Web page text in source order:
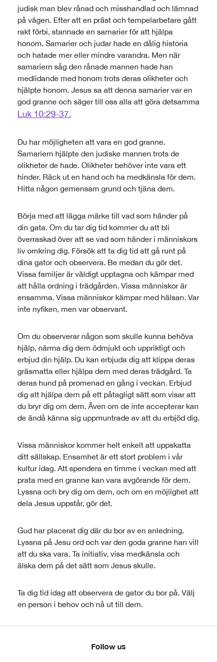
judisk man blev rånad och misshandlad och lämnad
på vägen. Efter att en präst och tempelarbetare gått
rakt förbi, stannade en samarier för att hjälpa
honom. Samarier och judar hade en dålig historia
och hatade mer eller mindre varandra. Men när
samariern såg den rånade mannen hade han
medlidande med honom trots deras olikheter och
hjälpte honom. Jesus sa att denna samarier var en
god granne och säger till oss alla att göra detsamma
Luk 10:29-37.
Du har möjligheten att vara en god granne.
Samariern hjälpte den judiske mannen trots de
olikheter de hade. Olikheter behöver inte vara ett
hinder. Räck ut en hand och ha medkänsla för dem.
Hitta någon gemensam grund och tjäna dem.
Börja med att lägga märke till vad som händer på
din gata. Om du tar dig tid kommer du att bli
överraskad över att se vad som händer i människors
liv omkring dig. Försök att ta dig tid att gå runt på
dina gator och observera. Be medan du gör det.
Vissa familjer är väldigt upptagna och kämpar med
att hålla ordning i trädgården. Vissa människor är
ensamma. Vissa människor kämpar med hälsan. Var
inte nyfiken, men var observant.
Om du observerar någon som skulle kunna behöva
hjälp, närma dig dem ödmjukt och uppriktigt och
erbjud din hjälp. Du kan erbjuda dig att klippa deras
gräsmatta eller hjälpa dem med deras trädgård. Ta
deras hund på promenad en gång i veckan. Erbjud
dig att hjälpa dem på ett påtagligt sätt som visar att
du bryr dig om dem. Även om de inte accepterar kan
de ändå känna sig uppmuntrade av att du erbjöd dig.
Vissa människor kommer helt enkelt att uppskatta
ditt sällskap. Ensamhet är ett stort problem i vår
kultur idag. Att spendera en timme i veckan med att
prata med en granne kan vara avgörande för dem.
Lyssna och bry dig om dem, och om en möjlighet att
dela Jesus uppstår, gör det.
Gud har placerat dig där du bor av en anledning.
Lyssna på Jesu ord och var den goda granne han vill
att du ska vara. Ta initiativ, visa medkänsla och
älska dem på det sätt som Jesus skulle.
Ta dig tid idag att observera de gator du bor på. Välj
en person i behov och nå ut till dem.
Follow us